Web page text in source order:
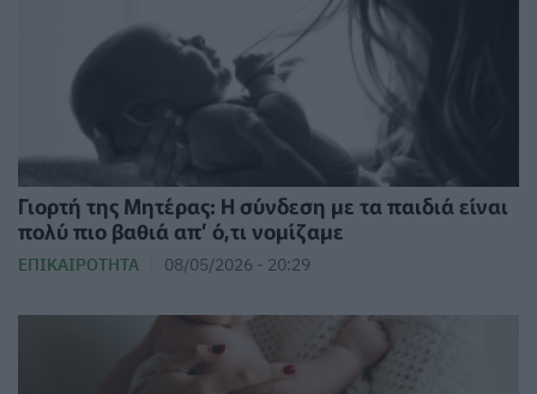
Γιορτή της Μητέρας: Η σύνδεση με τα παιδιά είναι
πολύ πιο βαθιά απ’ ό,τι νομίζαμε
ΕΠΙΚΑΙΡΌΤΗΤΑ 08/05/2026 - 20:29